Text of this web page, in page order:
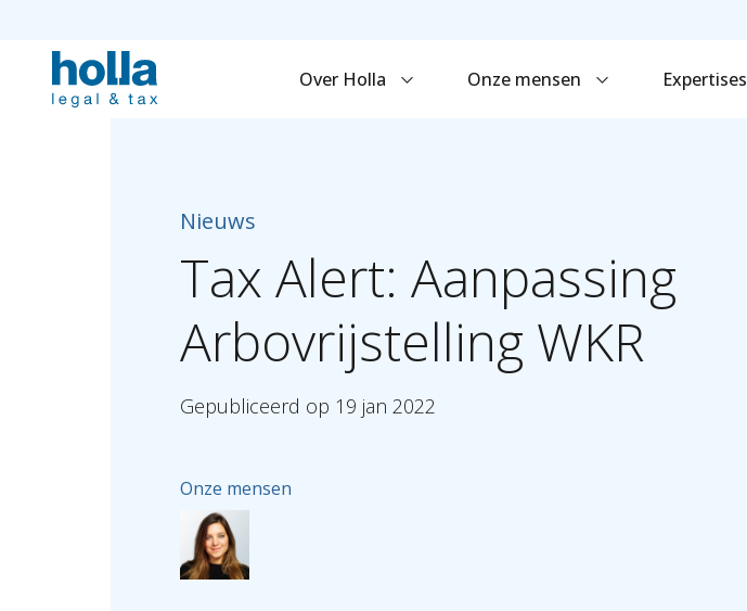
Over Holla Onze mensen Expertises
Nieuws
Tax Alert: Aanpassing
Arbovrijstelling WKR
Gepubliceerd op 19 jan 2022
Onze mensen